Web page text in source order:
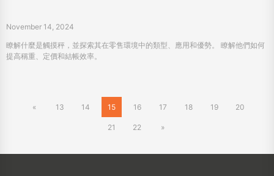
November 14, 2024
瞭解什麼是觸摸秤，並探索其在零售環境中的類型、應用和優勢。 瞭解他們如何
提高稱重、定價和結帳效率。
« 13 14 15 16 17 18 19 20
21 22 »